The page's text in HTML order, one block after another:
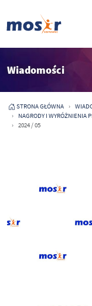
Wiadomości
STRONA GŁÓWNA
NAGRODY I WYRÓŻNIENIA
2024 / 05